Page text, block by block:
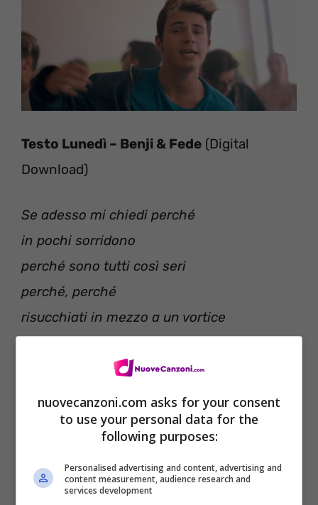
Testo Lunedì – Benji & Fede (Digital
Download)
Se adesso mi chiedi perché
in pochi sorridono
perché sono tutti così seri
perché, perché
risucchiati in mezzo a un vortice
per me (per me, per me)
Vorrei sognare come se non ci fosse
dormire in mezzo ad un fiume di mani fino
a domani
nuovecanzoni.com asks for your consent
to use your personal data for the
following purposes:
Personalised advertising and content, advertising and
content measurement, audience research and
services development